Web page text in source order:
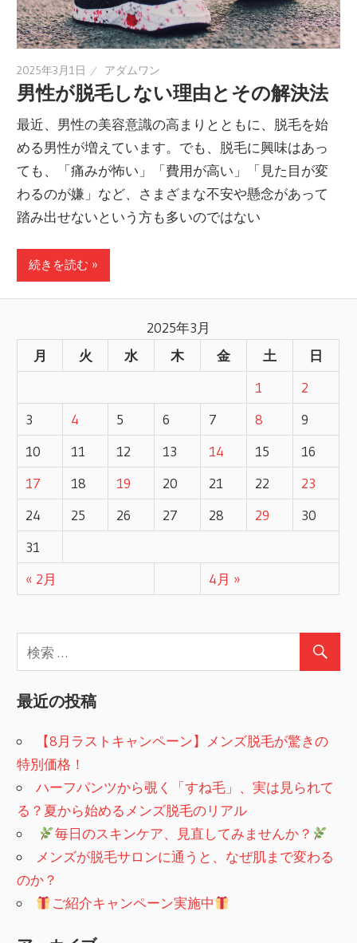
2025年3月1日 アダムワン
男性が脱毛しない理由とその解決法
最近、男性の美容意識の高まりとともに、脱毛を始
める男性が増えています。でも、脱毛に興味はあっ
ても、「痛みが怖い」「費用が高い」「見た目が変
わるのが嫌」など、さまざまな不安や懸念があって
踏み出せないという方も多いのではない
続きを読む »
2025年3月
月
火 水 木 金 土 日
« 2月 4月 »
1
2
3
4 5 6 7 8
9
10
11 12 13 14 15
16
17
18 19 20 21 22
23
24
25 26 27 28 29
30
31
最近の投稿
【8月ラストキャンペーン】メンズ脱毛が驚きの
特別価格！
ハーフパンツから覗く「すね毛」、実は見られて
る？夏から始めるメンズ脱毛のリアル
毎日のスキンケア、見直してみませんか？
メンズが脱毛サロンに通うと、なぜ肌まで変わる
のか？
ご紹介キャンペーン実施中